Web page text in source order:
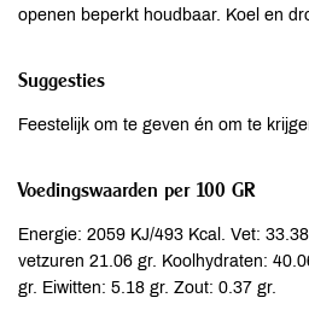
openen beperkt houdbaar. Koel en
Suggesties
Feestelijk om te geven én om te
Voedingswaarden per 100 GR
Energie: 2059 KJ/493 Kcal. Vet:
vetzuren 21.06 gr. Koolhydraten:
gr. Eiwitten: 5.18 gr. Zout: 0.37 gr.